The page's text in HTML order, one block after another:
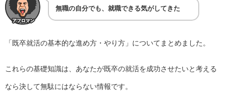
無職の自分でも、就職できる気がしてきた
「既卒就活の基本的な進め方・やり方」についてまとめました。
これらの基礎知識は、あなたが既卒の就活を成功させたいと考える
なら決して無駄にはならない情報です。